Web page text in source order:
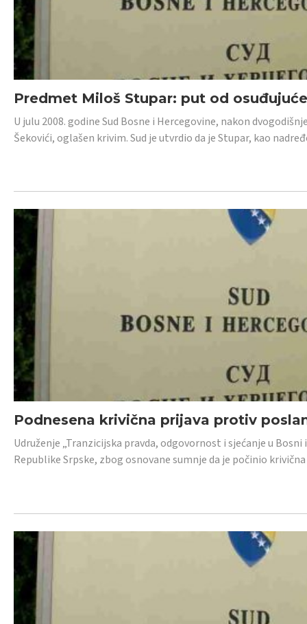
Predmet Miloš Stupar: put od
U julu 2008. godine Sud Bosne i Hercegovine, nakon
Šekovići, oglašen krivim. Sud je utvrdio da je Stupar, kao
Podnesena krivična prijava protiv
Udruženje „Tranzicijska pravda, odgovornost i sjećanje u
Republike Srpske, zbog osnovane sumnje da je počinio